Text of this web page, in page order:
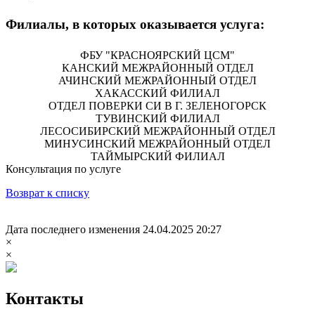
Филиалы, в которых оказывается услуга:
ФБУ "КРАСНОЯРСКИЙ ЦСМ"
КАНСКИЙ МЕЖРАЙОННЫЙ ОТДЕЛ
АЧИНСКИЙ МЕЖРАЙОННЫЙ ОТДЕЛ
ХАКАССКИЙ ФИЛИАЛ
ОТДЕЛ ПОВЕРКИ СИ В Г. ЗЕЛЕНОГОРСК
ТУВИНСКИЙ ФИЛИАЛ
ЛЕСОСИБИРСКИЙ МЕЖРАЙОННЫЙ ОТДЕЛ
МИНУСИНСКИЙ МЕЖРАЙОННЫЙ ОТДЕЛ
ТАЙМЫРСКИЙ ФИЛИАЛ
Консультация по услуге
Возврат к списку
Дата последнего изменения 24.04.2025 20:27
×
×
Контакты